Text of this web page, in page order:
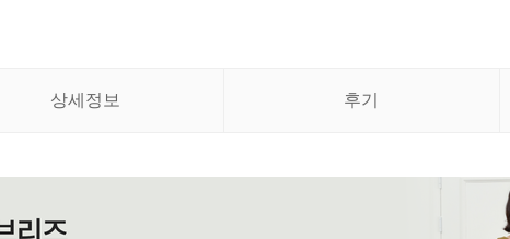
상세정보 후기